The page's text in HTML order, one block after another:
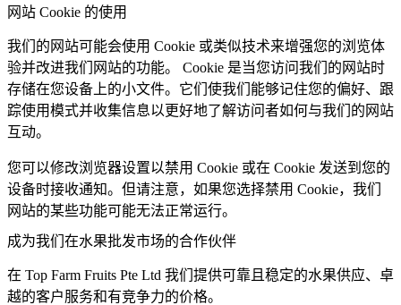
网站 Cookie 的使用
我们的网站可能会使用 Cookie 或类似技术来增强您的浏览体
验并改进我们网站的功能。 Cookie 是当您访问我们的网站时
存储在您设备上的小文件。它们使我们能够记住您的偏好、跟
踪使用模式并收集信息以更好地了解访问者如何与我们的网站
互动。
您可以修改浏览器设置以禁用 Cookie 或在 Cookie 发送到您的
设备时接收通知。但请注意，如果您选择禁用 Cookie，我们
网站的某些功能可能无法正常运行。
成为我们在水果批发市场的合作伙伴
在 Top Farm Fruits Pte Ltd 我们提供可靠且稳定的水果供应、卓
越的客户服务和有竞争力的价格。